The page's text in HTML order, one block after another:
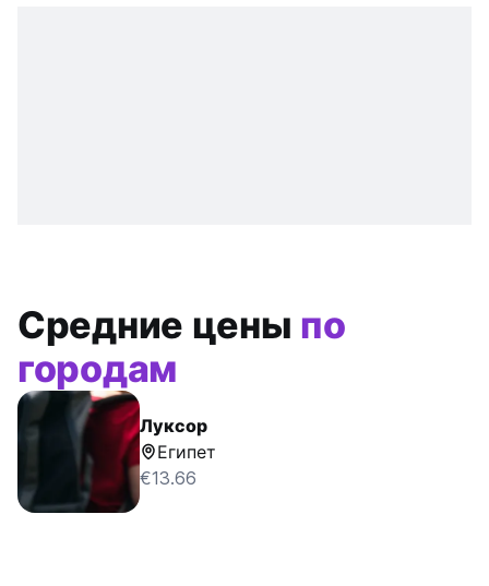
Средние цены по
городам
Луксор
Египет
€13.66